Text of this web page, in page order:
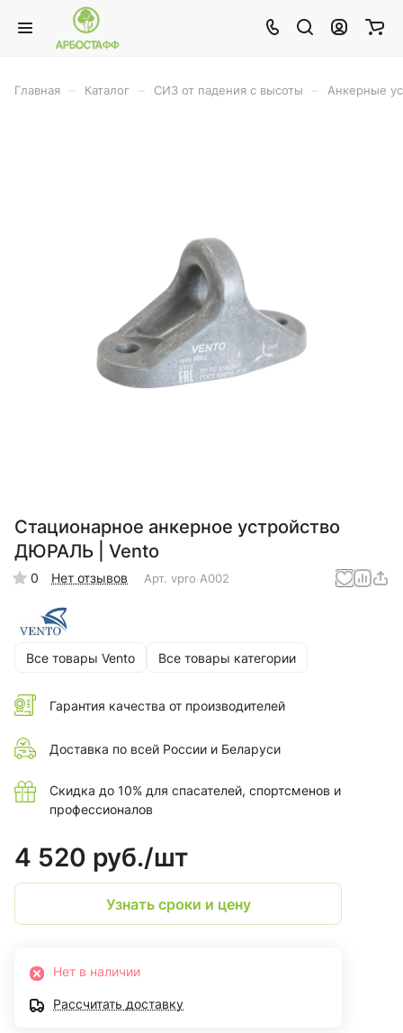
Главная Каталог СИЗ от падения с высоты Анкерные
Стационарное анкерное устройство
ДЮРАЛЬ | Vento
0 Нет отзывов Арт. vpro A002
Все товары Vento Все товары категории
Гарантия качества от производителей
Доставка по всей России и Беларуси
Скидка до 10% для спасателей, спортсменов и
профессионалов
4 520 руб./шт
Узнать сроки и цену
Нет в наличии
Рассчитать доставку